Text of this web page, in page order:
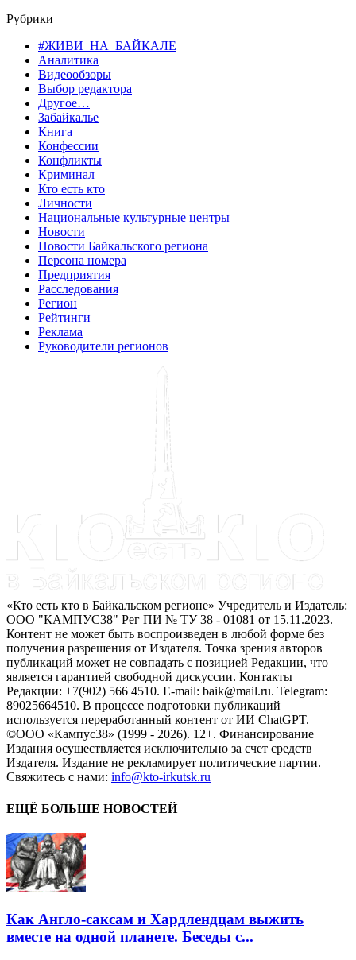
Рубрики
#ЖИВИ_НА_БАЙКАЛЕ
Аналитика
Видеообзоры
Выбор редактора
Другое…
Забайкалье
Книга
Конфессии
Конфликты
Криминал
Кто есть кто
Личности
Национальные культурные центры
Новости
Новости Байкальского региона
Персона номера
Предприятия
Расследования
Регион
Рейтинги
Реклама
Руководители регионов
«Кто есть кто в Байкальском регионе» Учредитель и Издатель:
ООО "КАМПУС38" Рег ПИ № ТУ 38 - 01081 от 15.11.2023.
Контент не может быть воспроизведен в любой форме без
получения разрешения от Издателя. Точка зрения авторов
публикаций может не совпадать с позицией Редакции, что
является гарантией свободной дискуссии. Контакты
Редакции: +7(902) 566 4510. E-mail: baik@mail.ru. Telegram:
89025664510. В процессе подготовки публикаций
используется переработанный контент от ИИ ChatGPT.
©ООО «Кампус38» (1999 - 2026). 12+. Финансирование
Издания осуществляется исключительно за счет средств
Издателя. Издание не рекламирует политические партии.
Свяжитесь с нами: info@kto-irkutsk.ru
ЕЩЁ БОЛЬШЕ НОВОСТЕЙ
Как Англо-саксам и Хардлендцам выжить
вместе на одной планете. Беседы с...